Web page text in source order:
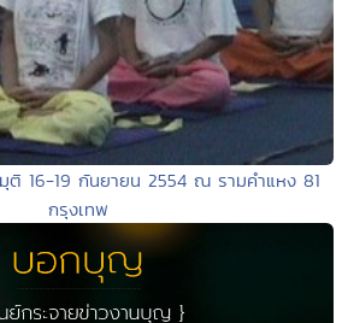
ติ 16-19 กันยายน 2554 ณ รามคำแหง 81
กรุงเทพ